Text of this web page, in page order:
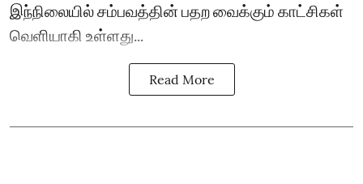
இந்நிலையில் சம்பவத்தின் பதற வைக்கும் காட்சிகள்
வெளியாகி உள்ளது...
Read More